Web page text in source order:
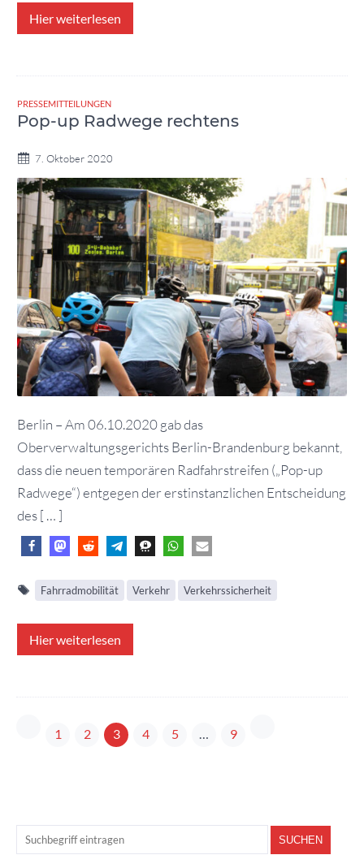
Hier weiterlesen
PRESSEMITTEILUNGEN
Pop-up Radwege rechtens
7. Oktober 2020
Berlin – Am 06.10.2020 gab das
Oberverwaltungsgerichts Berlin-Brandenburg bekannt,
dass die neuen temporären Radfahrstreifen („Pop-up
Radwege“) entgegen der erstinstanzlichen Entscheidung
des [ … ]
Fahrradmobilität Verkehr Verkehrssicherheit
Hier weiterlesen
1 2 3 4 5 … 9